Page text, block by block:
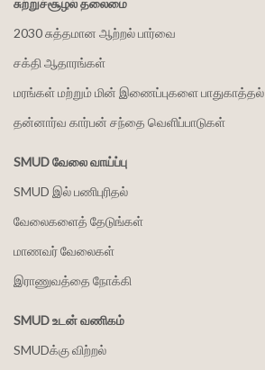
2030 சுத்தமான ஆற்றல் பார்வை
சக்தி ஆதாரங்கள்
மரங்கள் மற்றும் மின் இணைப்புகளை பாதுகாத்தல்
தன்னார்வ கார்பன் சந்தை வெளிப்பாடுகள்
SMUD வேலை வாய்ப்பு
SMUD இல் பணிபுரிதல்
வேலைகளைத் தேடுங்கள்
மாணவர் வேலைகள்
இராணுவத்தை நோக்கி
SMUD உடன் வணிகம்
SMUDக்கு விற்றல்